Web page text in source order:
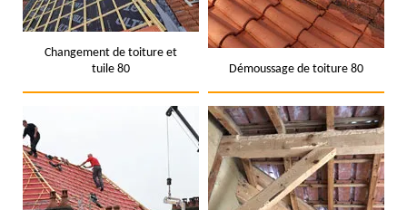
Changement de toiture et
tuile 80
Démoussage de toiture 80